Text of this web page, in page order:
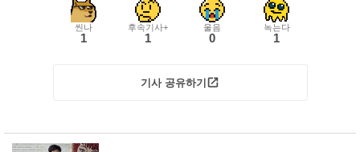
씬나
1
후속기사+
1
울음
0
녹는다
1
기사 공유하기